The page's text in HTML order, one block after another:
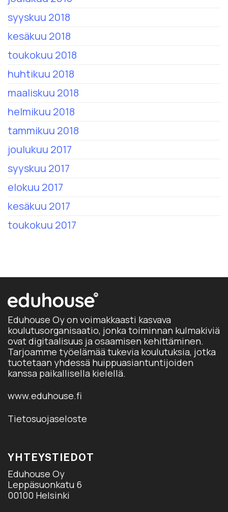
syyskuu 2018
kesäkuu 2018
toukokuu 2018
huhtikuu 2018
maaliskuu 2018
helmikuu 2018
tammikuu 2018
joulukuu 2017
syyskuu 2017
elokuu 2017
kesäkuu 2017
toukokuu 2017
Eduhouse Oy on voimakkaasti kasvava
koulutusorganisaatio, jonka toiminnan kulmakiviä
ovat digitaalisuus ja osaamisen kehittäminen.
Tarjoamme työelämää tukevia koulutuksia, jotka
tuotetaan yhdessä huippuasiantuntijoiden
kanssa paikallisella kielellä.
www.eduhouse.fi
Tietosuojaseloste
YHTEYSTIEDOT
Eduhouse Oy
Leppäsuonkatu 6
00100 Helsinki